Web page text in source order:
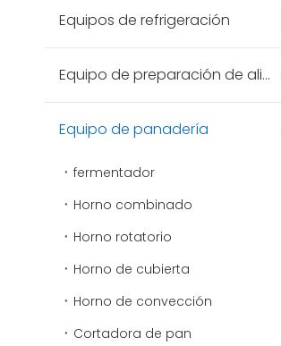
Equipos de refrigeración
Equipo de preparación de alimentos
Equipo de panadería
fermentador
Horno combinado
Horno rotatorio
Horno de cubierta
Horno de convección
Cortadora de pan